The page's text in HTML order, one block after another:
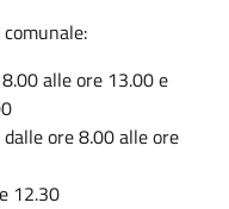
alle ore 13.00 e
ore 8.00 alle ore
12.30